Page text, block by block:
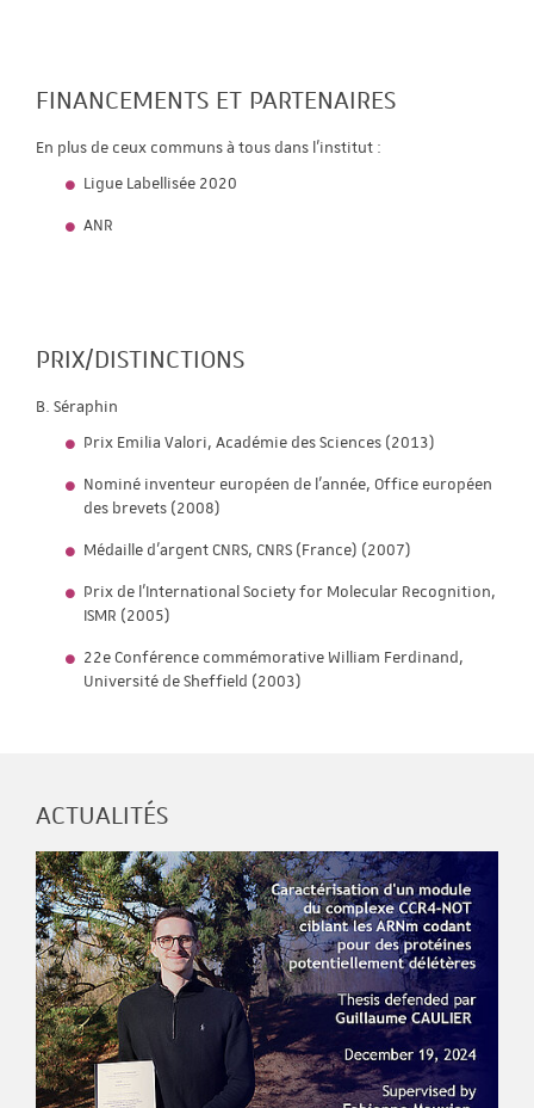
FINANCEMENTS ET PARTENAIRES
En plus de ceux communs à tous dans l'institut :
Ligue Labellisée 2020
ANR
PRIX/DISTINCTIONS
B. Séraphin
Prix Emilia Valori, Académie des Sciences (2013)
Nominé inventeur européen de l'année, Office européen
des brevets (2008)
Médaille d'argent CNRS, CNRS (France) (2007)
Prix de l'International Society for Molecular Recognition,
ISMR (2005)
22e Conférence commémorative William Ferdinand,
Université de Sheffield (2003)
ACTUALITÉS